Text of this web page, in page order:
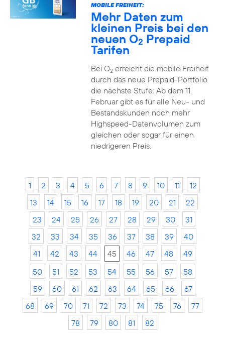
MOBILE FREIHEIT:
Mehr Daten zum
kleinen Preis bei den
neuen O2 Prepaid
Tarifen
Bei O2erreicht die mobile Freiheit
durch das neue Prepaid-Portfolio
die nächste Stufe: Ab dem 11.
Februar gibt es für alle Neu- und
Bestandskunden noch mehr
Highspeed-Datenvolumen zum
gleichen oder sogar für einen
niedrigeren Preis.
1 2 3 4 5 6 7 8 9 10 11
12
13
14 15 16 17 18 19 20 21
22
23
24 25 26 27 28 29 30
31
32
33 34 35 36 37 38 39
40
41
42 43 44 45 46 47 48
49
50
51 52 53 54 55 56 57
58
59
60 61 62 63 64 65 66
67
68
69 70 71 72 73 74 75 76
77
78
79 80 81 82